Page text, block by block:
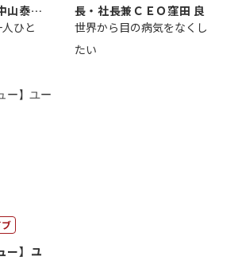
山泰
ひと
長・社長兼ＣＥＯ窪田 良
世界から目の病気をなくし
たい
ー】ユ